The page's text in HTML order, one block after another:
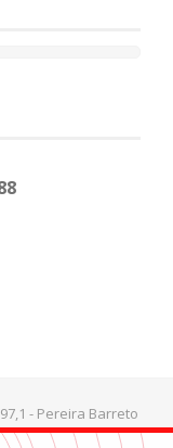
- Pereira Barreto